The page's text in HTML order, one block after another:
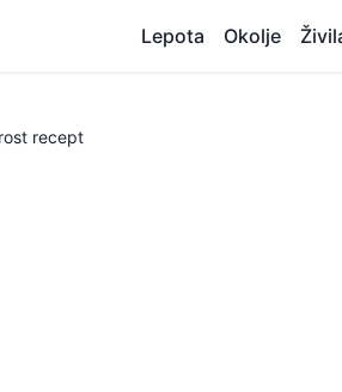
Lepota Okolje
recept